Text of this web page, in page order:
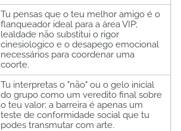
Tu pensas que o teu melhor amigo é o
flanqueador ideal para a área VIP;
lealdade não substitui o rigor
cinesiologico e o desapego emocional
necessários para coordenar uma
coorte.
Tu interpretas o "não" ou o gelo inicial
do grupo como um veredito final sobre
o teu valor; a barreira é apenas um
teste de conformidade social que tu
podes transmutar com arte.